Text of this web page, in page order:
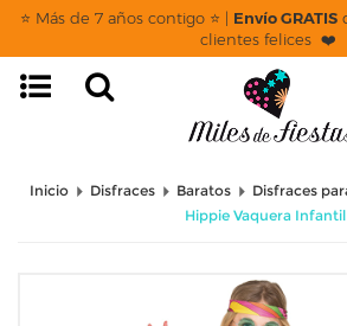
⭐ Más de 7 años contigo ⭐ | Envío GRATIS
clientes felices ❤️
Inicio Disfraces Baratos Disfraces
Hippie Vaquera Infantil